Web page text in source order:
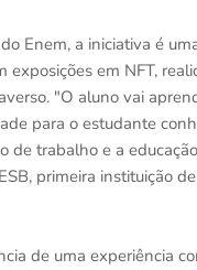
Enem, a iniciativa é
exposições em NFT,
"O aluno vai
para o estudante
de trabalho e a
primeira instituição
de uma experiência